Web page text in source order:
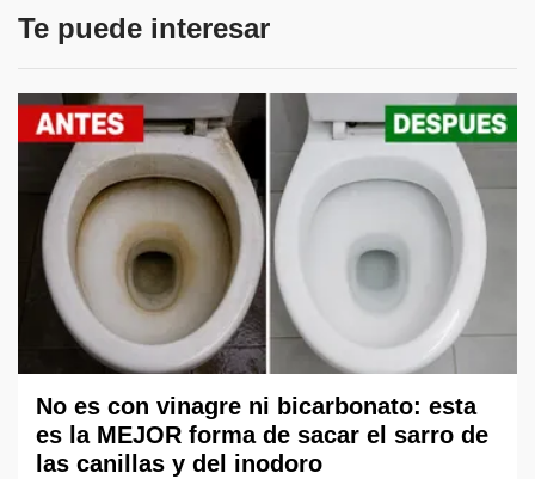
Te puede interesar
No es con vinagre ni bicarbonato: esta
es la MEJOR forma de sacar el sarro de
las canillas y del inodoro